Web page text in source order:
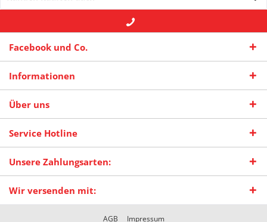
Facebook und Co.
Informationen
Über uns
Service Hotline
Unsere Zahlungsarten:
Wir versenden mit:
AGB Impressum